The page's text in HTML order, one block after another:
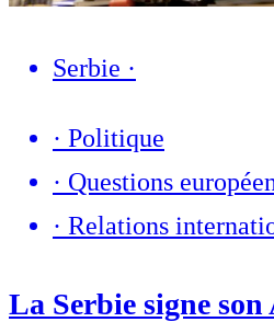
Serbie ·
· Politique
· Questions
· Relations
La Serbie signe son